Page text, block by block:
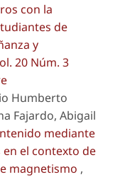
con la
de
y
20 Núm. 3
Humberto
Fajardo, Abigail
mediante
el contexto de
magnetismo ,